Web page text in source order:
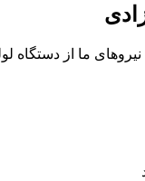
ما از دستگاه